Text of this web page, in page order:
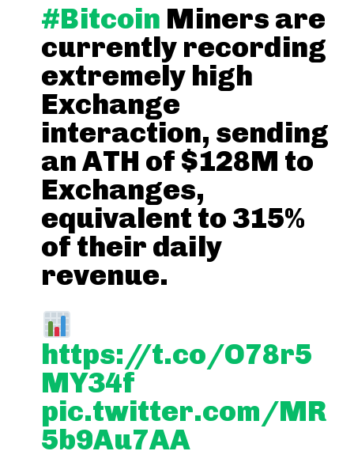
#Bitcoin Miners are
currently recording
extremely high
Exchange
interaction, sending
an ATH of $128M to
Exchanges,
equivalent to 315%
of their daily
revenue.
https://t.co/O78r5
MY34f
pic.twitter.com/MR
5b9Au7AA